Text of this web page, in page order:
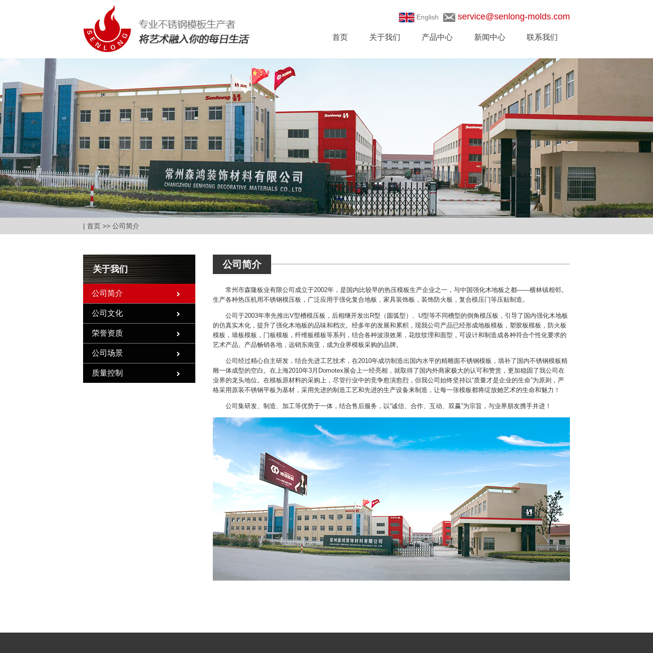
English service@senlong-molds.com
首页 关于我们 产品中心 新闻中心 联系我们
| 首页 >> 公司简介
关于我们
公司简介
公司文化
荣誉资质
公司场景
质量控制
公司简介
常州市森隆板业有限公司成立于2002年，是国内比较早的热压模板生产企业之一，与中国强化木地板之都——横林镇相邻。
生产各种热压机用不锈钢模压板，广泛应用于强化复合地板，家具装饰板，装饰防火板，复合模压门等压贴制造。
公司于2003年率先推出V型槽模压板，后相继开发出R型（圆弧型）、U型等不同槽型的倒角模压板，引导了国内强化木地板
的仿真实木化，提升了强化木地板的品味和档次。经多年的发展和累积，现我公司产品已经形成地板模板，塑胶板模板，防火板
模板，墙板模板，门板模板，纤维板模板等系列，结合各种波浪效果，花纹纹理和面型，可设计和制造成各种符合个性化要求的
艺术产品。产品畅销各地，远销东南亚，成为业界模板采购的品牌。
公司经过精心自主研发，结合先进工艺技术，在2010年成功制造出国内水平的精雕面不锈钢模板，填补了国内不锈钢模板精
雕一体成型的空白。在上海2010年3月Domotex展会上一经亮相，就取得了国内外商家极大的认可和赞赏，更加稳固了我公司在
业界的龙头地位。在模板原材料的采购上，尽管行业中的竞争愈演愈烈，但我公司始终坚持以“质量才是企业的生命”为原则，严
格采用原装不锈钢平板为基材，采用先进的制造工艺和先进的生产设备来制造，让每一张模板都将绽放她艺术的生命和魅力！
公司集研发、制造、加工等优势于一体，结合售后服务，以“诚信、合作、互动、双赢”为宗旨，与业界朋友携手并进！